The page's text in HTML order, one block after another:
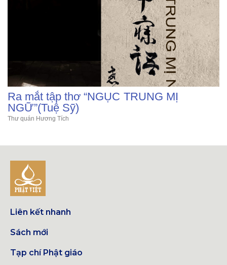
Ra mắt tập thơ “NGỤC TRUNG MỊ
NGỮ”(Tuệ Sỹ)
Thư quán Hương Tích
Liên kết nhanh
Sách mới
Tạp chí Phật giáo